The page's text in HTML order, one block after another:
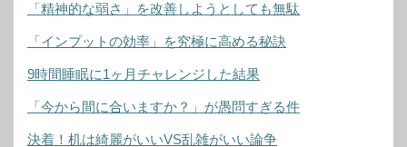
「精神的な弱さ」を改善しようとしても無駄
「インプットの効率」を究極に高める秘訣
9時間睡眠に1ヶ月チャレンジした結果
「今から間に合いますか？」が愚問すぎる件
決着！机は綺麗がいいVS乱雑がいい論争